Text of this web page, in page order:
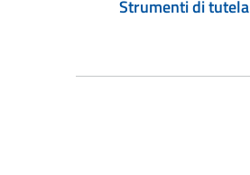
Strumenti di tutela